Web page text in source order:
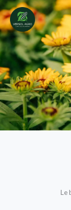
Aller
au
contenu
Le